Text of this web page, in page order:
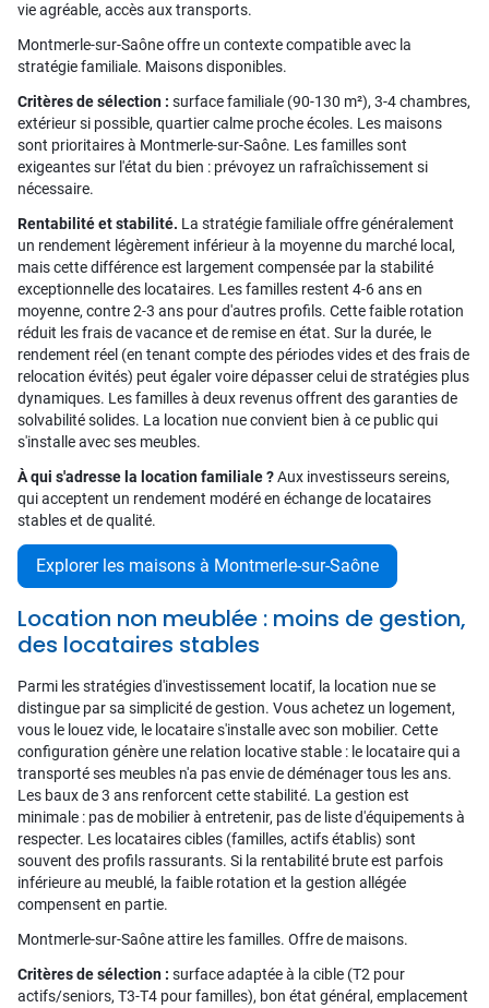
vie agréable, accès aux transports.
Montmerle-sur-Saône offre un contexte compatible avec la
stratégie familiale. Maisons disponibles.
Critères de sélection : surface familiale (90-130 m²), 3-4 chambres,
extérieur si possible, quartier calme proche écoles. Les maisons
sont prioritaires à Montmerle-sur-Saône. Les familles sont
exigeantes sur l'état du bien : prévoyez un rafraîchissement si
nécessaire.
Rentabilité et stabilité. La stratégie familiale offre généralement
un rendement légèrement inférieur à la moyenne du marché local,
mais cette différence est largement compensée par la stabilité
exceptionnelle des locataires. Les familles restent 4-6 ans en
moyenne, contre 2-3 ans pour d'autres profils. Cette faible rotation
réduit les frais de vacance et de remise en état. Sur la durée, le
rendement réel (en tenant compte des périodes vides et des frais de
relocation évités) peut égaler voire dépasser celui de stratégies plus
dynamiques. Les familles à deux revenus offrent des garanties de
solvabilité solides. La location nue convient bien à ce public qui
s'installe avec ses meubles.
À qui s'adresse la location familiale ?Aux investisseurs sereins,
qui acceptent un rendement modéré en échange de locataires
stables et de qualité.
Explorer les maisons à Montmerle-sur-Saône
Location non meublée : moins de gestion,
des locataires stables
Parmi les stratégies d'investissement locatif, la location nue se
distingue par sa simplicité de gestion. Vous achetez un logement,
vous le louez vide, le locataire s'installe avec son mobilier. Cette
configuration génère une relation locative stable : le locataire qui a
transporté ses meubles n'a pas envie de déménager tous les ans.
Les baux de 3 ans renforcent cette stabilité. La gestion est
minimale : pas de mobilier à entretenir, pas de liste d'équipements à
respecter. Les locataires cibles (familles, actifs établis) sont
souvent des profils rassurants. Si la rentabilité brute est parfois
inférieure au meublé, la faible rotation et la gestion allégée
compensent en partie.
Montmerle-sur-Saône attire les familles. Offre de maisons.
Critères de sélection : surface adaptée à la cible (T2 pour
actifs/seniors, T3-T4 pour familles), bon état général, emplacement